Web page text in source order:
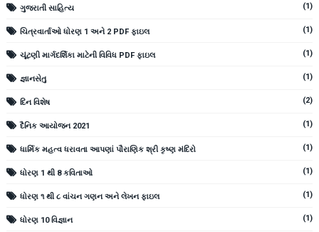
ગુજરાતી સાહિત્ય (1)
ચિત્રવાર્તાઓ ધોરણ 1 અને 2 PDF ફાઇલ (1)
ચૂંટણી માર્ગદર્શિકા માટેની વિવિધ PDF ફાઇલ (1)
જ્ઞાનસેતુ (1)
દિન વિશેષ (2)
દૈનિક આયોજન 2021 (1)
ધાર્મિક મહત્વ ધરાવતા આપણાં પૌરાણિક શ્રી કૃષ્ણ મંદિરો (1)
ધોરણ 1 થી 8 કવિતાઓ (1)
ધોરણ ૧ થી ૮ વાંચન ગણન અને લેખન ફાઇલ (1)
ધોરણ 10 વિજ્ઞાન (1)